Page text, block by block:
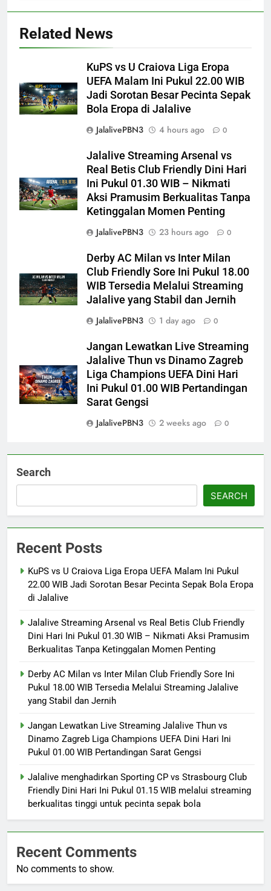
Related News
KuPS vs U Craiova Liga Eropa
UEFA Malam Ini Pukul 22.00 WIB
Jadi Sorotan Besar Pecinta Sepak
Bola Eropa di Jalalive
JalalivePBN3
4 hours ago 0
Jalalive Streaming Arsenal vs
Real Betis Club Friendly Dini Hari
Ini Pukul 01.30 WIB – Nikmati
Aksi Pramusim Berkualitas Tanpa
Ketinggalan Momen Penting
JalalivePBN3
23 hours ago 0
Derby AC Milan vs Inter Milan
Club Friendly Sore Ini Pukul 18.00
WIB Tersedia Melalui Streaming
Jalalive yang Stabil dan Jernih
JalalivePBN3
1 day ago 0
Jangan Lewatkan Live Streaming
Jalalive Thun vs Dinamo Zagreb
Liga Champions UEFA Dini Hari
Ini Pukul 01.00 WIB Pertandingan
Sarat Gengsi
JalalivePBN3
2 weeks ago 0
Search
SEARCH
Recent Posts
KuPS vs U Craiova Liga Eropa UEFA Malam Ini Pukul
22.00 WIB Jadi Sorotan Besar Pecinta Sepak Bola Eropa
di Jalalive
Jalalive Streaming Arsenal vs Real Betis Club Friendly
Dini Hari Ini Pukul 01.30 WIB – Nikmati Aksi Pramusim
Berkualitas Tanpa Ketinggalan Momen Penting
Derby AC Milan vs Inter Milan Club Friendly Sore Ini
Pukul 18.00 WIB Tersedia Melalui Streaming Jalalive
yang Stabil dan Jernih
Jangan Lewatkan Live Streaming Jalalive Thun vs
Dinamo Zagreb Liga Champions UEFA Dini Hari Ini
Pukul 01.00 WIB Pertandingan Sarat Gengsi
Jalalive menghadirkan Sporting CP vs Strasbourg Club
Friendly Dini Hari Ini Pukul 01.15 WIB melalui streaming
berkualitas tinggi untuk pecinta sepak bola
Recent Comments
No comments to show.